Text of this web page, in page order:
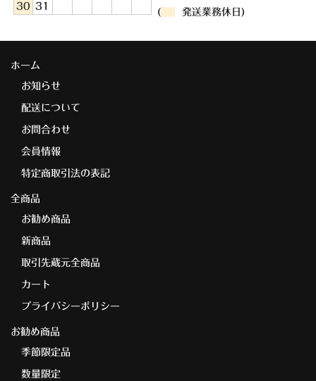
30 31
( 発送業務休日)
ホーム
お知らせ
配送について
お問合わせ
会員情報
特定商取引法の表記
全商品
お勧め商品
新商品
取引先蔵元全商品
カート
プライバシーポリシー
お勧め商品
季節限定品
数量限定